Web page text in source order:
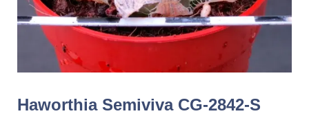
Haworthia Semiviva CG-2842-S